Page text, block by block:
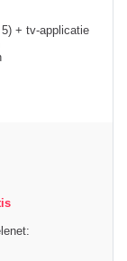
+ tv-applicatie